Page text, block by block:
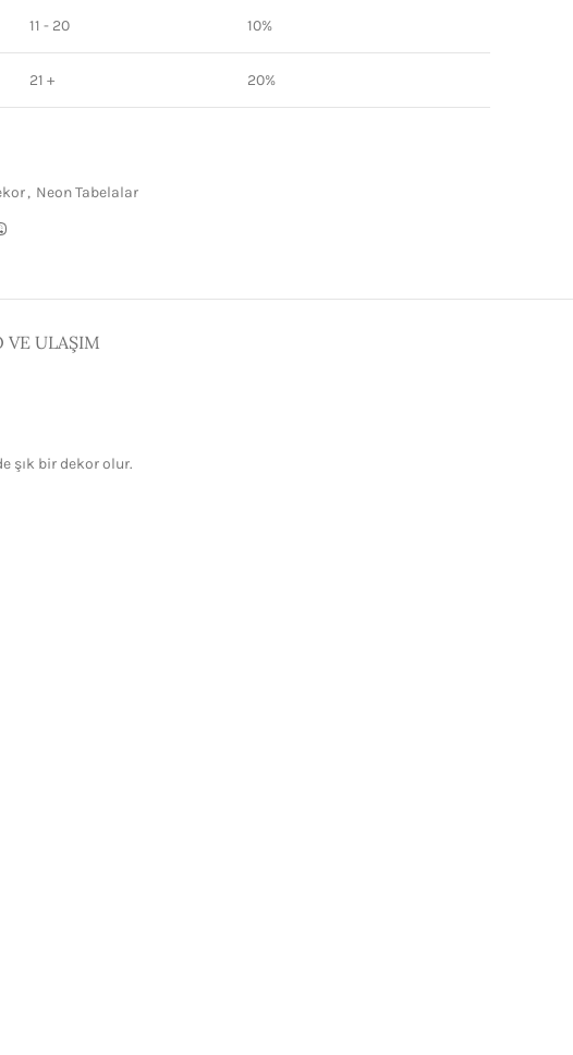
11 - 20 10%
21 + 20%
, Neon Tabelalar
VE ULAŞIM
şık bir dekor olur.